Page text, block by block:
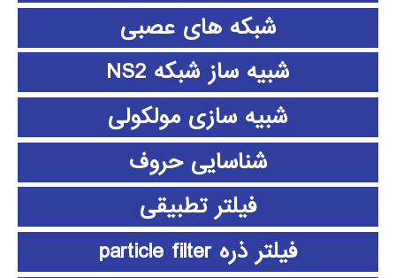
شبکه های عصبی
شبیه ساز شبکه NS2
شبیه سازی مولکولی
شناسایی حروف
فیلتر تطبیقی
فیلتر ذره particle filter